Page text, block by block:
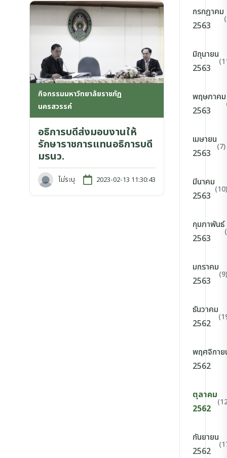
กิจกรรมมหาวิทยาลัยราชภัฏ
นครสวรรค์
อธิการบดีส่งมอบงานให้
รักษาราชการแทนอธิการบดี
มรนว.
ไม่ระบุ 2023-02-13 11:30:43
กรกฎาคม
2563
มิถุนายน
2563
พฤษภาคม
2563
เมษายน
2563
(7)
มีนาคม
2563
(10)
กุมภาพันธ์
2563
มกราคม
2563
(9)
ธันวาคม
2562
พฤศจิกาย
2562
ตุลาคม
2562
กันยายน
2562